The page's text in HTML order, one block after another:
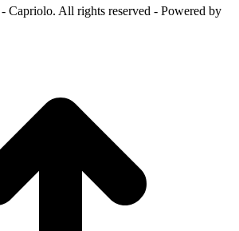
in
in
in
Capriolo. All rights reserved - Powered by